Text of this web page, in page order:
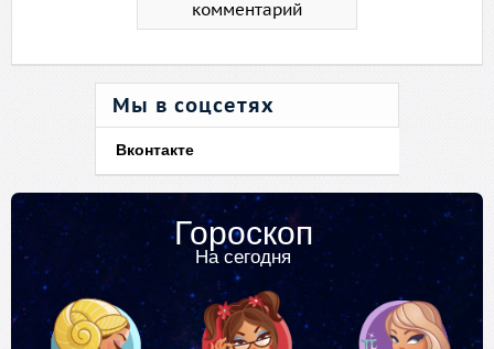
комментарий
Мы в соцсетях
Вконтакте
Гороскоп
На сегодня